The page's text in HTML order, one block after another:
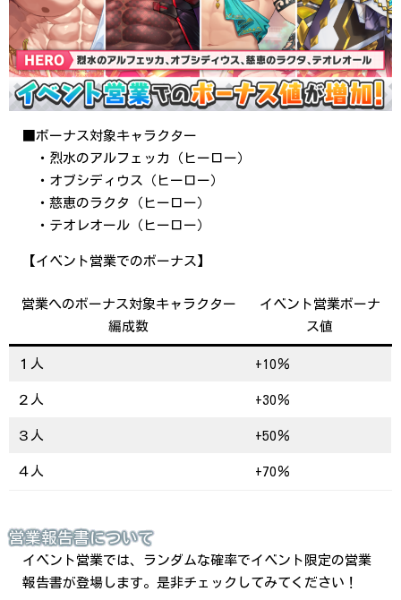
■ボーナス対象キャラクター
・烈水のアルフェッカ（ヒーロー）
・オブシディウス（ヒーロー）
・慈恵のラクタ（ヒーロー）
・テオレオール（ヒーロー）
【イベント営業でのボーナス】
営業へのボーナス対象キャラクター
編成数
イベント営業ボーナ
ス値
１人 +10％
２人 +30％
３人 +50％
４人 +70％
営業報告書について
イベント営業では、ランダムな確率でイベント限定の営業
報告書が登場します。是非チェックしてみてください！